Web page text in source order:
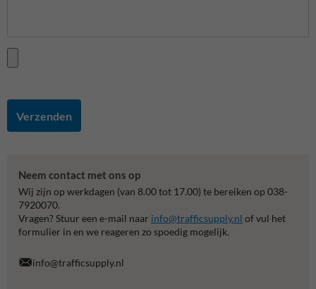
Verzenden
Neem contact met ons op
Wij zijn op werkdagen (van 8.00 tot 17.00) te bereiken op 038-
7920070.
Vragen? Stuur een e-mail naar info@trafficsupply.nl of vul het
formulier in en we reageren zo spoedig mogelijk.
info@trafficsupply.nl